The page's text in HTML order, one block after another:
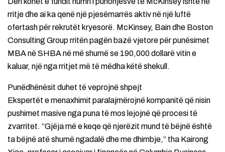
rritje dhe ai ka qenë një pjesëmarrës aktiv në një luftë
ofertash për rekrutët kryesorë. McKinsey, Bain dhe Boston
Consulting Group rritën pagën bazë vjetore për punësimet
MBA në SHBA në më shumë se 190,000 dollarë vitin e
kaluar, një nga rritjet më të mëdha këtë shekull.
Punëdhënësit duhet të veprojnë shpejt
Ekspertët e menaxhimit paralajmërojnë kompanitë që nisin
pushimet masive nga puna të mos lejojnë që procesi të
zvarritet. “Gjëja më e keqe që njerëzit mund të bëjnë është
ta bëjnë atë shumë ngadalë dhe me dhimbje,” tha Kairong